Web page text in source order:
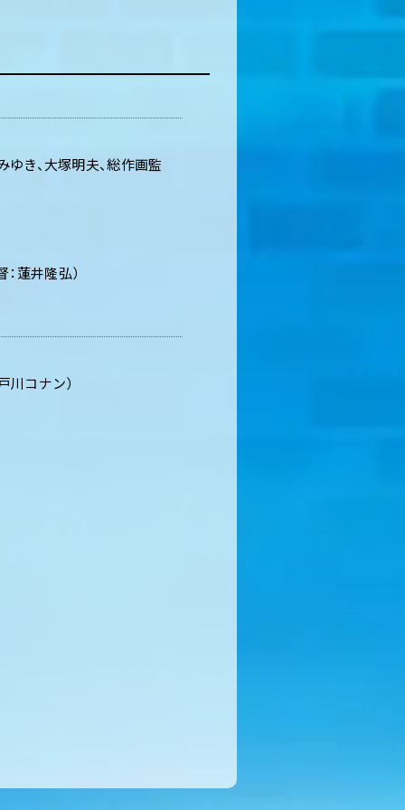
ゆき、大塚明夫、総作画監
蓮井隆弘）
川コナン）